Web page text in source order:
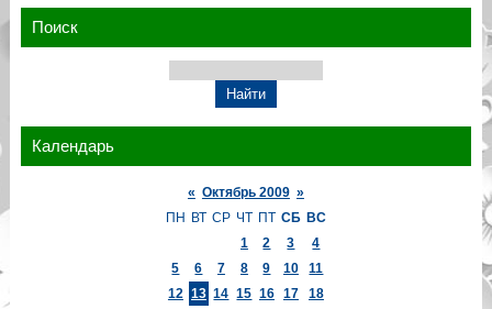
Поиск
Календарь
« Октябрь 2009 »
ПН ВТ СР ЧТ ПТ СБ ВС
1
2 3
4
5
6 7 8 9 10
11
12 13 14 15 16 17
18